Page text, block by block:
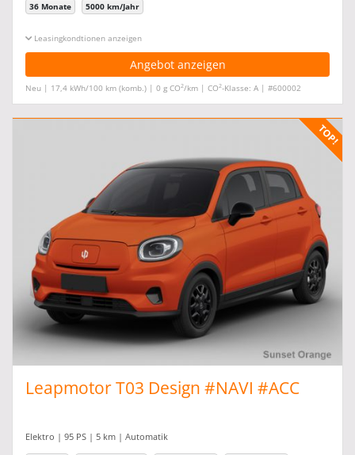
36 Monate 5000 km/Jahr
Leasingkonditionen ein-/ausblenden
Angebot anzeigen
Neu | 17,4 kWh/100 km (komb.) | 0 g CO2/km | CO2-Klasse: A | #600002
Leapmotor T03 Design #NAVI #ACC
Elektro | 95 PS | 5 km | Automatik